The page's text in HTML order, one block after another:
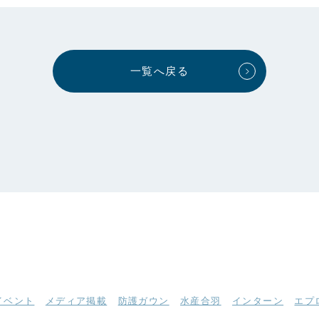
一覧へ戻る
ベント メディア掲載 防護ガウン 水産合羽 インターン エプ